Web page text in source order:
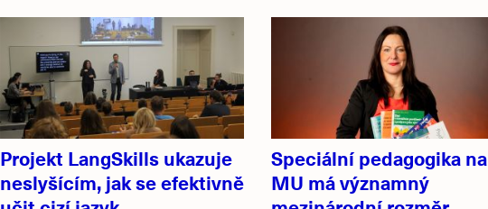
Projekt LangSkills ukazuje
neslyšícím, jak se efektivně
Speciální pedagogika na
MU má významný